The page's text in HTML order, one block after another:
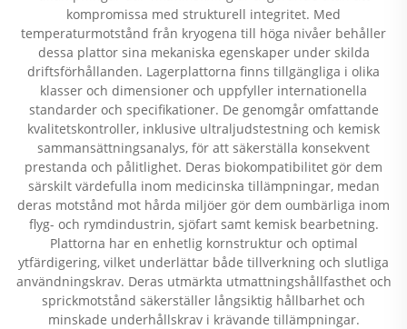
kompromissa med strukturell integritet. Med
temperaturmotstånd från kryogena till höga nivåer behåller
dessa plattor sina mekaniska egenskaper under skilda
driftsförhållanden. Lagerplattorna finns tillgängliga i olika
klasser och dimensioner och uppfyller internationella
standarder och specifikationer. De genomgår omfattande
kvalitetskontroller, inklusive ultraljudstestning och kemisk
sammansättningsanalys, för att säkerställa konsekvent
prestanda och pålitlighet. Deras biokompatibilitet gör dem
särskilt värdefulla inom medicinska tillämpningar, medan
deras motstånd mot hårda miljöer gör dem oumbärliga inom
flyg- och rymdindustrin, sjöfart samt kemisk bearbetning.
Plattorna har en enhetlig kornstruktur och optimal
ytfärdigering, vilket underlättar både tillverkning och slutliga
användningskrav. Deras utmärkta utmattningshållfasthet och
sprickmotstånd säkerställer långsiktig hållbarhet och
minskade underhållskrav i krävande tillämpningar.